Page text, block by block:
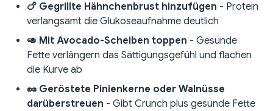
🍗 Gegrillte Hähnchenbrust hinzufügen - Protein
verlangsamt die Glukoseaufnahme deutlich
🥑 Mit Avocado-Scheiben toppen - Gesunde
Fette verlängern das Sättigungsgefühl und flachen
die Kurve ab
🥜 Geröstete Pinienkerne oder Walnüsse
darüberstreuen - Gibt Crunch plus gesunde Fette